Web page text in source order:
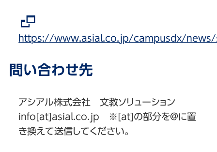
https://www.asial.co.jp/campusdx/
問い合わせ先
アシアル株式会社 文教ソリューション
info[at]asial.co.jp ※[at]の部分を@に置
き換えて送信してください。